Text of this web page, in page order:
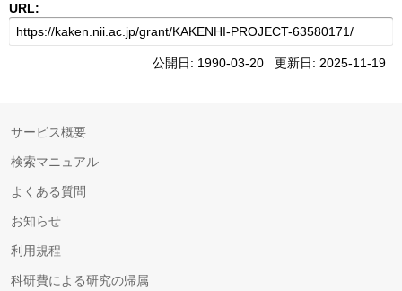
URL:
公開日: 1990-03-20 更新日: 2025-11-19
サービス概要
検索マニュアル
よくある質問
お知らせ
利用規程
科研費による研究の帰属